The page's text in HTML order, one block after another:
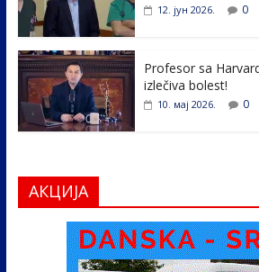
12. јун 2026. 0
Profesor sa
izlečiva bolest!
10. мај 2026. 0
АКЦИЈА